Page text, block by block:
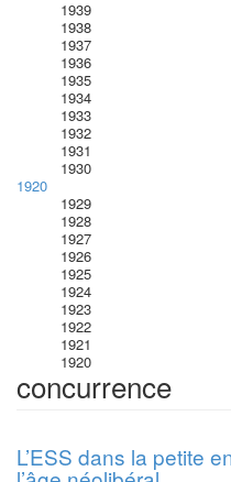
1939
1938
1937
1936
1935
1934
1933
1932
1931
1930
1920
1929
1928
1927
1926
1925
1924
1923
1922
1921
1920
concurrence
L’ESS dans la petite